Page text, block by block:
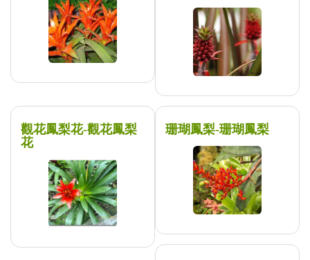
觀花鳳梨花-觀花鳳梨
花
珊瑚鳳梨-珊瑚鳳梨